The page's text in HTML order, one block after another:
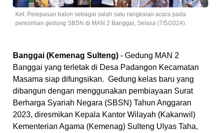
Ket: Pelepasan balon sebagai salah satu rangkaian acara pada
peresmian gedung SBSN di MAN 2 Banggai, Selasa (7/5/2024).
Banggai (Kemenag Sulteng) - Gedung MAN 2
Banggai yang terletak di Desa Padangon Kecamatan
Masama siap difungsikan. Gedung kelas baru yang
dibangun dengan menggunakan pembiayaan Surat
Berharga Syariah Negara (SBSN) Tahun Anggaran
2023, diresmikan Kepala Kantor Wilayah (Kakanwil)
Kementerian Agama (Kemenag) Sulteng Ulyas Taha,